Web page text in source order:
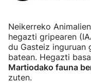
Neikerreko
hegazti gripearen
du Gasteiz inguruan
batean. Hegazti
Martiodako fauna
zuten.